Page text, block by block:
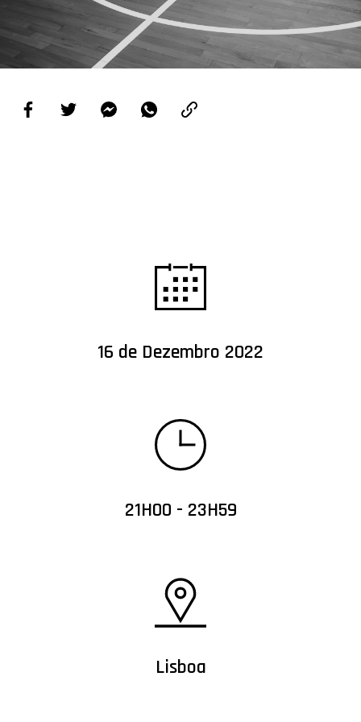
PROJETOS
LIGA BETCLIC MASCULINA
16 de Dezembro 2022
21H00 - 23H59
Lisboa